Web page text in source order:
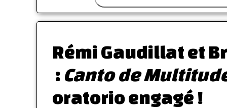
Rémi Gaudillat et
:Canto de
oratorio engagé !